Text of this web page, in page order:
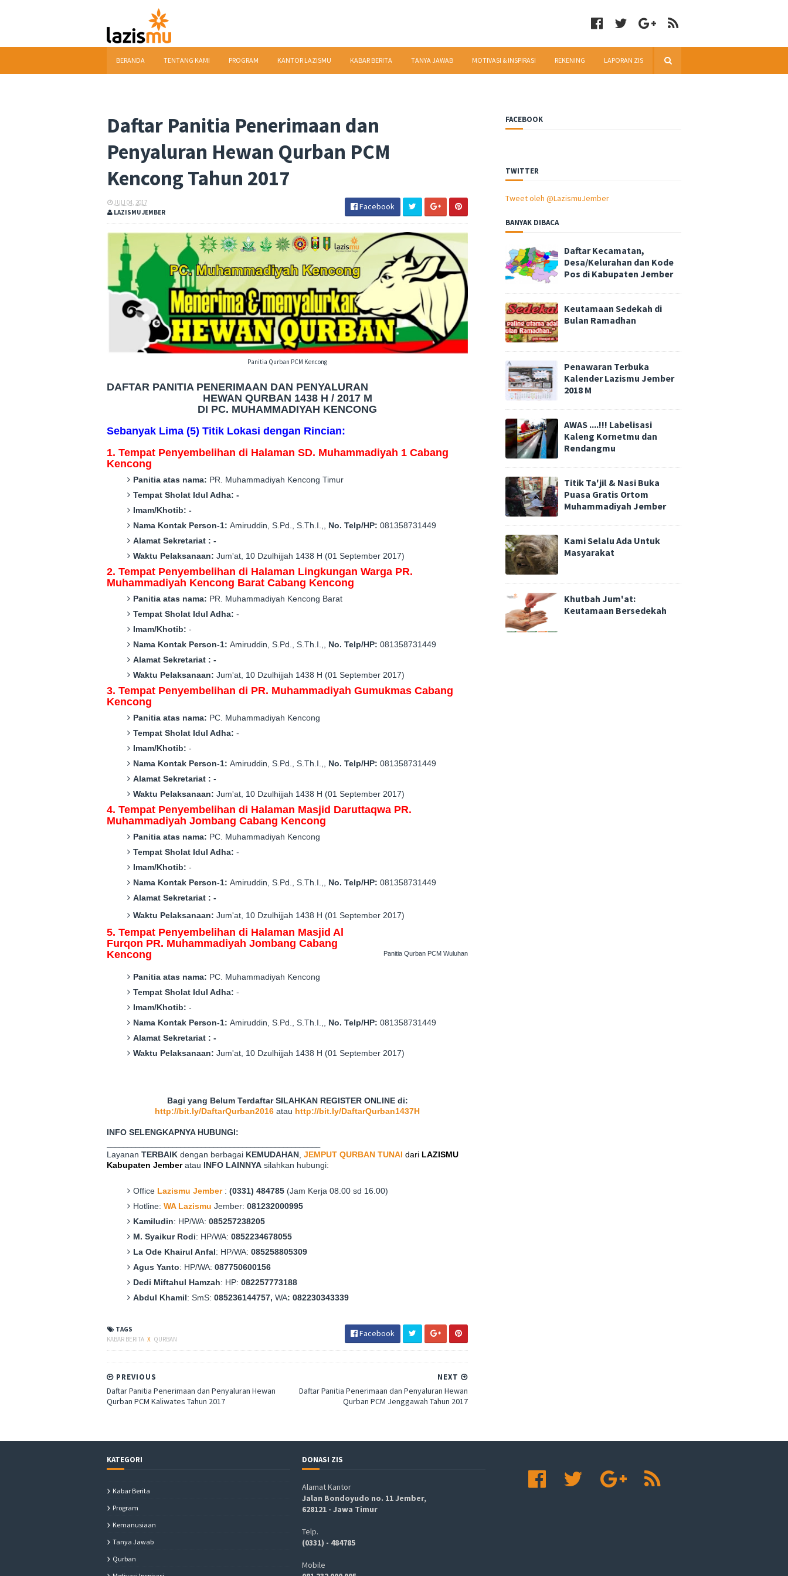
BERANDA TENTANG KAMI PROGRAM KANTOR LAZISMU KABAR BERITA TANYA JAWAB MOTIVASI & INSPIRASI REKENING LAPORAN ZIS
Daftar Panitia Penerimaan dan
Penyaluran Hewan Qurban PCM
Kencong Tahun 2017
JULI 04, 2017
LAZISMU JEMBER
Facebook
Panitia Qurban PCM Kencong
DAFTAR PANITIA PENERIMAAN DAN PENYALURAN
HEWAN QURBAN 1438 H / 2017 M
DI PC. MUHAMMADIYAH KENCONG
Sebanyak Lima (5) Titik Lokasi dengan Rincian:
1. Tempat Penyembelihan di Halaman SD. Muhammadiyah 1 Cabang
Kencong
Panitia atas nama: PR . Muhammadiyah Kencong Timur
Tempat Sholat Idul Adha: -
Imam/Khotib: -
Nama Kontak Person-1: Amiruddin, S.Pd., S.Th.I., No. Telp/HP: 081358731449
Alamat Sekretariat : -
Waktu Pelaksanaan: Jum'at 10 Dzulhijjah 1438 H (01 September 2017)
2. Tempat Penyembelihan di Halaman Lingkungan Warga PR.
Muhammadiyah Kencong Barat Cabang Kencong
Panitia atas nama: PR . Muhammadiyah Kencong Barat
Tempat Sholat Idul Adha: -
Imam/Khotib: -
Nama Kontak Person-1: Amiruddin, S.Pd., S.Th.I., No. Telp/HP: 081358731449
Alamat Sekretariat : -
Waktu Pelaksanaan: Jum'at 10 Dzulhijjah 1438 H (01 September 2017)
3. Tempat Penyembelihan di PR. Muhammadiyah Gumukmas Cabang
Kencong
Panitia atas nama: PC . Muhammadiyah Kencong
Tempat Sholat Idul Adha: -
Imam/Khotib: -
Nama Kontak Person-1: Amiruddin, S.Pd., S.Th.I., No. Telp/HP: 081358731449
Alamat Sekretariat : -
Waktu Pelaksanaan: Jum'at 10 Dzulhijjah 1438 H (01 September 2017)
4. Tempat Penyembelihan di Halaman Masjid Daruttaqwa PR.
Muhammadiyah Jombang Cabang Kencong
Panitia atas nama: PC . Muhammadiyah Kencong
Tempat Sholat Idul Adha: -
Imam/Khotib: -
Nama Kontak Person-1: Amiruddin, S.Pd., S.Th.I., No. Telp/HP: 081358731449
Alamat Sekretariat : -
Waktu Pelaksanaan: Jum'at 10 Dzulhijjah 1438 H (01 September 2017)
Panitia Qurban PCM Wuluhan
5. Tempat Penyembelihan di Halaman Masjid Al
Furqon PR. Muhammadiyah Jombang Cabang
Kencong
Panitia atas nama: PC . Muhammadiyah Kencong
Tempat Sholat Idul Adha: -
Imam/Khotib: -
Nama Kontak Person-1: Amiruddin, S.Pd., S.Th.I., No. Telp/HP: 081358731449
Alamat Sekretariat : -
Waktu Pelaksanaan: Jum'at 10 Dzulhijjah 1438 H (01 September 2017)
Bagi yang Belum Terdaftar SILAHKAN REGISTER ONLINE di:
http://bit.ly/DaftarQurban2016 atau http://bit.ly/DaftarQurban1437H
INFO SELENGKAPNYA HUBUNGI:
Layanan TERBAIK dengan berbagai KEMUDAHAN JEMPUT QURBAN TUNAI dari LAZISMU
Kabupaten Jember atau INFO LAINNYA silahkan hubungi:
Office Lazismu Jember: (0331) 484785 (Jam Kerja 08.00 sd 16.00)
Hotline: WA Lazismu Jember: 081232000995
Kamiludin: HP/WA: 085257238205
M. Syaikur Rodi: HP/WA: 0852234678055
La Ode Khairul Anfal: HP/WA: 085258805309
Agus Yanto: HP/WA: 087750600156
Dedi Miftahul Hamzah: HP: 082257773188
Abdul Khamil: SmS: 085236144757, WA: 082230343339
TAGS
KABAR BERITA X QURBAN
Facebook
NEXT
Daftar Panitia Penerimaan dan Penyaluran Hewan
Qurban PCM Jenggawah Tahun 2017
PREVIOUS
Daftar Panitia Penerimaan dan Penyaluran Hewan
Qurban PCM Kaliwates Tahun 2017
FACEBOOK
TWITTER
Tweet oleh @LazismuJember
BANYAK DIBACA
Daftar Kecamatan,
Desa/Kelurahan dan Kode
Pos di Kabupaten Jember
Keutamaan Sedekah di
Bulan Ramadhan
Penawaran Terbuka
Kalender Lazismu Jember
2018 M
AWAS ....!!! Labelisasi
Kaleng Kornetmu dan
Rendangmu
Titik Ta'jil & Nasi Buka
Puasa Gratis Ortom
Muhammadiyah Jember
Kami Selalu Ada Untuk
Masyarakat
Khutbah Jum'at:
Keutamaan Bersedekah
KATEGORI
Kabar Berita
Program
Kemanusiaan
Tanya Jawab
Qurban
DONASI ZIS
Alamat Kantor
Jalan Bondoyudo no. 11 Jember,
628121 - Jawa Timur
Telp.
(0331) - 484785
Mobile